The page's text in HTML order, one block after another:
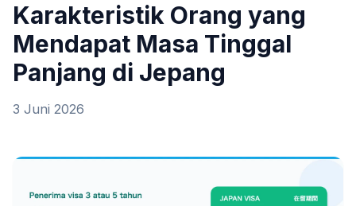
Karakteristik Orang yang
Mendapat Masa Tinggal
Panjang di Jepang
3 Juni 2026